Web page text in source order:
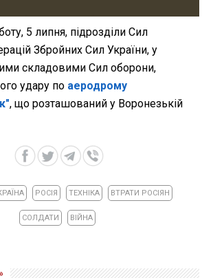
5 липня, підрозділи Сил
Збройних Сил України, у
складовими Сил оборони,
удару по аеродрому
, що розташований у Воронезькій
РОСІЯ ТЕХНІКА ВТРАТИ РОСІЯН
СОЛДАТИ ВІЙНА